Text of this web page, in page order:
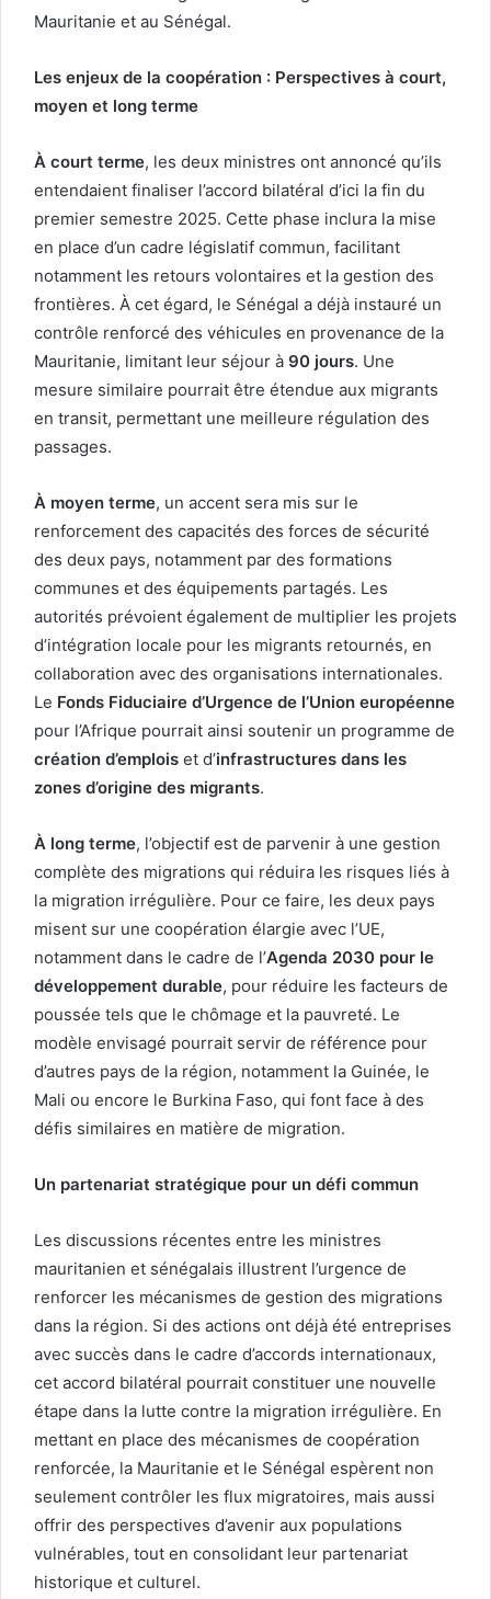
Mauritanie et au Sénégal.
Les enjeux de la coopération : Perspectives à court,
moyen et long terme
À court terme, les deux ministres ont annoncé qu’ils
entendaient finaliser l’accord bilatéral d’ici la fin du
premier semestre 2025. Cette phase inclura la mise
en place d’un cadre législatif commun, facilitant
notamment les retours volontaires et la gestion des
frontières. À cet égard, le Sénégal a déjà instauré un
contrôle renforcé des véhicules en provenance de la
Mauritanie, limitant leur séjour à 90 jours. Une
mesure similaire pourrait être étendue aux migrants
en transit, permettant une meilleure régulation des
passages.
À moyen terme, un accent sera mis sur le
renforcement des capacités des forces de sécurité
des deux pays, notamment par des formations
communes et des équipements partagés. Les
autorités prévoient également de multiplier les projets
d’intégration locale pour les migrants retournés, en
collaboration avec des organisations internationales.
Le Fonds Fiduciaire d’Urgence de l’Union européenne
pour l’Afrique pourrait ainsi soutenir un programme de
création d’emplois et d’infrastructures dans les
zones d’origine des migrants.
À long terme, l’objectif est de parvenir à une gestion
complète des migrations qui réduira les risques liés à
la migration irrégulière. Pour ce faire, les deux pays
misent sur une coopération élargie avec l’UE,
notamment dans le cadre de l’Agenda 2030 pour le
développement durable, pour réduire les facteurs de
poussée tels que le chômage et la pauvreté. Le
modèle envisagé pourrait servir de référence pour
d’autres pays de la région, notamment la Guinée, le
Mali ou encore le Burkina Faso, qui font face à des
défis similaires en matière de migration.
Un partenariat stratégique pour un défi commun
Les discussions récentes entre les ministres
mauritanien et sénégalais illustrent l’urgence de
renforcer les mécanismes de gestion des migrations
dans la région. Si des actions ont déjà été entreprises
avec succès dans le cadre d’accords internationaux,
cet accord bilatéral pourrait constituer une nouvelle
étape dans la lutte contre la migration irrégulière. En
mettant en place des mécanismes de coopération
renforcée, la Mauritanie et le Sénégal espèrent non
seulement contrôler les flux migratoires, mais aussi
offrir des perspectives d’avenir aux populations
vulnérables, tout en consolidant leur partenariat
historique et culturel.